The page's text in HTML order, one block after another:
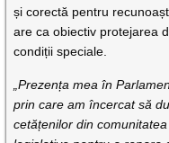
și corectă pentru
are ca obiectiv protejarea
condiții speciale.
„Prezența mea în
prin care am încercat să
cetățenilor din